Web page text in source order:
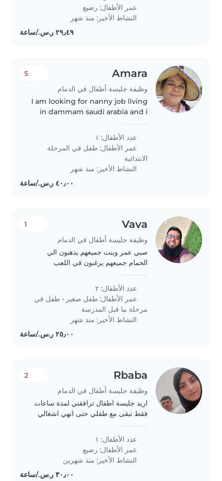
المدرسية. نأمل في لقاءك اهم شي الأمانة
ومخافة..
عمر الأطفال: رضيع
النشاط الأخير: منذ شهر
Amara
وظيفة جليسة أطفال في الدمام
5
I am looking for nanny job living
in dammam saudi arabia and i
عدد الأطفال: ١
عمر الأطفال: طفل في المرحلة
الابتدائية
النشاط الأخير: منذ شهر
Vava
وظيفة جليسة أطفال في الدمام
1
صبي عمر وبنت جميعهم يذهبون الي
الحمام جميعهم يرغبون في اللعب
عدد الأطفال: ٢
عمر الأطفال: طفل صغير • طفل في
مرحلة ما قبل المدرسة
النشاط الأخير: منذ شهر
Rbaba
وظيفة جليسة أطفال في الدمام
2
اريد جليسة اطفال ترافقني لمدة ساعات
فقط تبقى مع طفلي حتى انهي اشغالي
عدد الأطفال: ١
عمر الأطفال: رضيع
النشاط الأخير: منذ شهرين